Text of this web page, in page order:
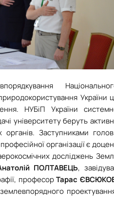
України
НУБіП України
університету беруть
органів. Заступниками
організації є
досліджень
ПОЛТАВЕЦЬ,
професорТарас